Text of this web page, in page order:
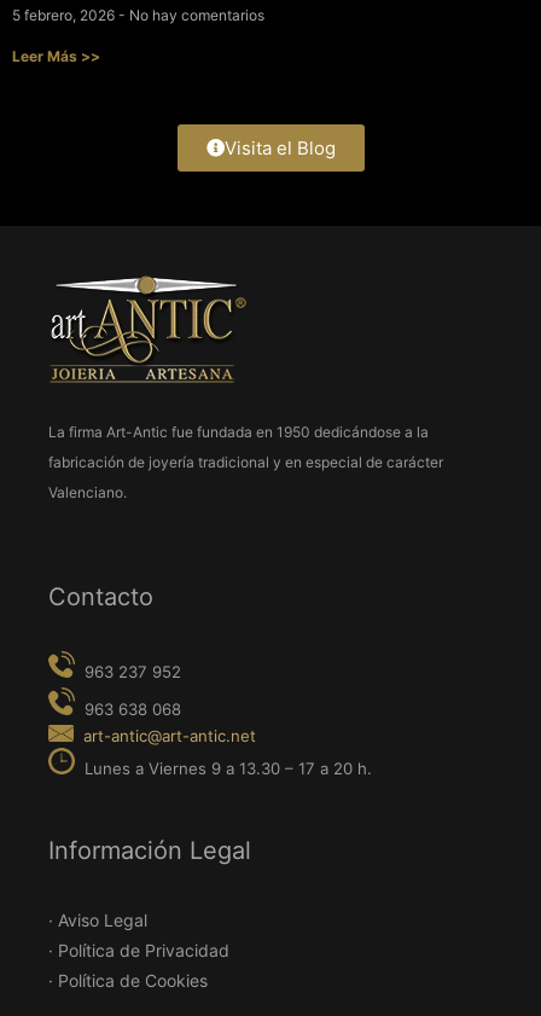
5 febrero, 2026 No hay comentarios
Leer Más >>
Visita el Blog
La firma Art-Antic fue fundada en 1950 dedicándose a la
fabricación de joyería tradicional y en especial de carácter
Valenciano.
Contacto
Información Legal
· Aviso Legal
· Política de Privacidad
· Política de Cookies